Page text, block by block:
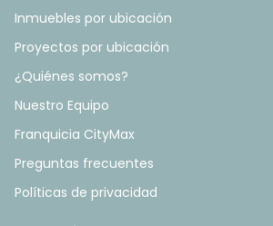
Inmuebles por ubicación
Proyectos por ubicación
¿Quiénes somos?
Nuestro Equipo
Franquicia CityMax
Preguntas frecuentes
Políticas de privacidad